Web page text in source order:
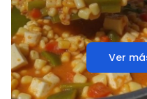
Ver